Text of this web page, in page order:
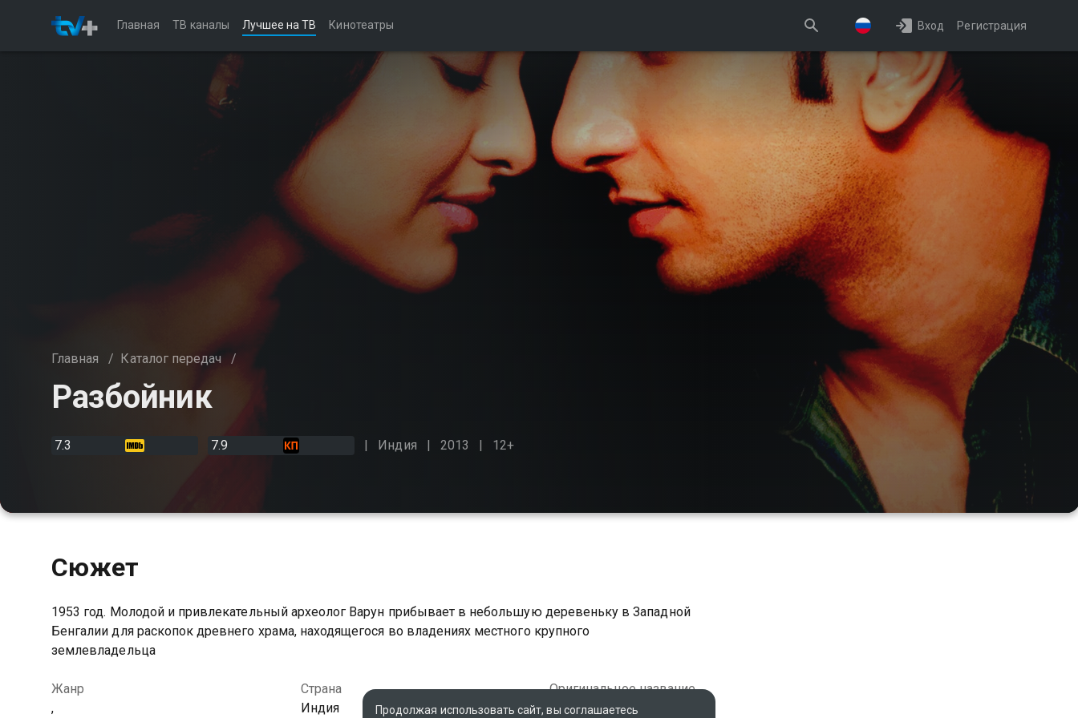
Главная ТВ каналы Лучшее на ТВ Кинотеатры Вход Регистрация
Главная / Каталог передач /
Разбойник
7.3 7.9 Индия 2013 12+
Сюжет
1953 год. Молодой и привлекательный археолог Варун прибывает в небольшую деревеньку в Западной
Бенгалии для раскопок древнего храма, находящегося во владениях местного крупного
землевладельца
Жанр
,
Страна
Индия
Оригинальное название
Lootera
Продолжая использовать сайт, вы соглашаетесь